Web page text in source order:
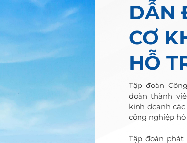
DẪN
CƠ
HỖ
Tập đoàn
đoàn thành
kinh doanh
công nghiệp hỗ
Tập đoàn